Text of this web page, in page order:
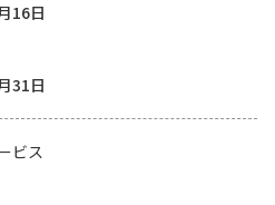
16日
31日
ビス